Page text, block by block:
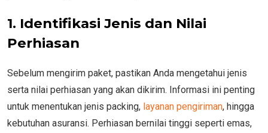
1. Identifikasi Jenis dan Nilai
Perhiasan
Sebelum mengirim paket, pastikan Anda mengetahui jenis
serta nilai perhiasan yang akan dikirim. Informasi ini penting
untuk menentukan jenis packing, layanan pengiriman, hingga
kebutuhan asuransi. Perhiasan bernilai tinggi seperti emas,